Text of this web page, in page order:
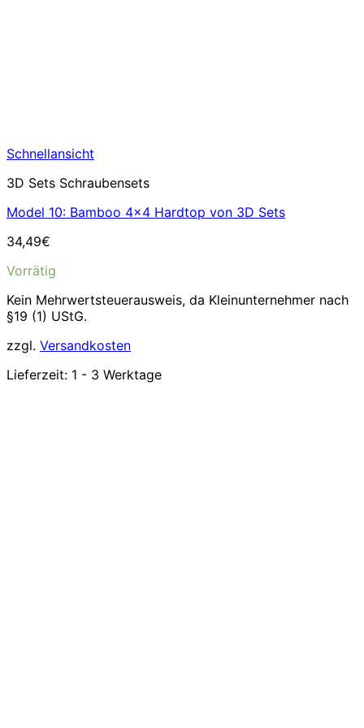
Schnellansicht
3D Sets Schraubensets
Model 10: Bamboo 4×4 Hardtop von 3D Sets
34,49€
Vorrätig
Kein Mehrwertsteuerausweis, da Kleinunternehmer nach
§19 (1) UStG.
zzgl. Versandkosten
Lieferzeit: 1 - 3 Werktage